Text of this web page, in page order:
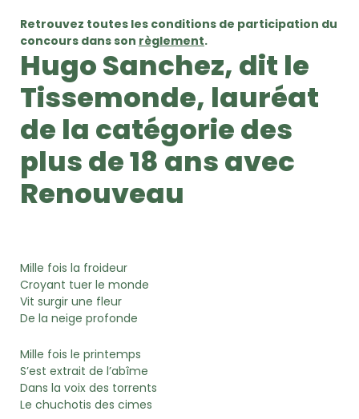
Retrouvez toutes les conditions de participation du
concours dans son règlement.
Hugo Sanchez, dit le
Tissemonde, lauréat
de la catégorie des
plus de 18 ans avec
Renouveau
Mille fois la froideur
Croyant tuer le monde
Vit surgir une fleur
De la neige profonde
Mille fois le printemps
S’est extrait de l’abîme
Dans la voix des torrents
Le chuchotis des cimes